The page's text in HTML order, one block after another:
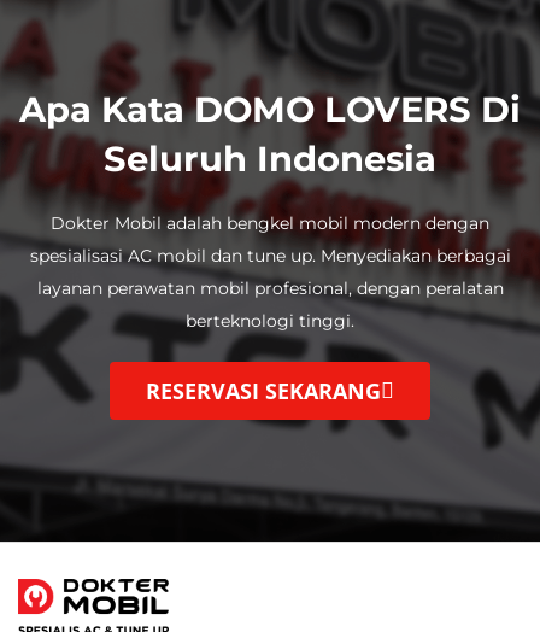
Apa Kata DOMO LOVERS Di
Seluruh Indonesia
Dokter Mobil adalah bengkel mobil modern dengan
spesialisasi AC mobil dan tune up.Menyediakan berbagai
layanan perawatan mobil profesional, dengan peralatan
berteknologi tinggi.
RESERVASI SEKARANG